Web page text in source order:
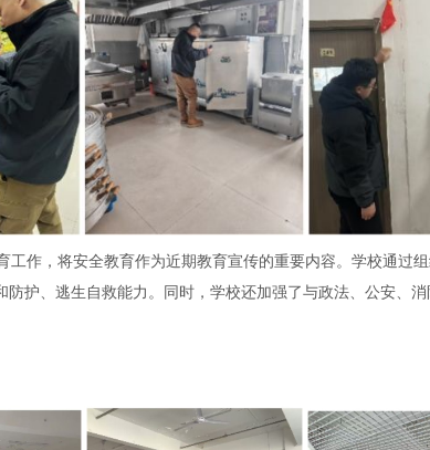
工作，将安全教育作为近期教育宣传的重要内容。学校通过
护、逃生自救能力。同时，学校还加强了与政法、公安、